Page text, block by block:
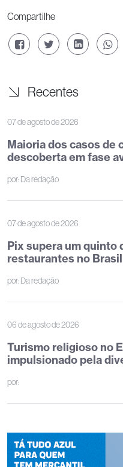
Compartilhe
Recentes
07 de agosto de 2026
Maioria dos casos de
descoberta em fase
por:Da redação
07 de agosto de 2026
Pix supera um quinto
restaurantes no Brasil
por:Da redação
06 de agosto de 2026
Turismo religioso no
impulsionado pela
por: